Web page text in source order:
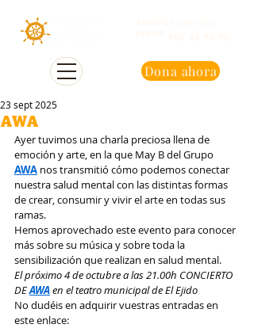
Dona ahora
AWA
23 sept 2025
Ayer tuvimos una charla preciosa llena de
emoción y arte, en la que May B del Grupo
AWA nos transmitió cómo podemos conectar
nuestra salud mental con las distintas formas
de crear, consumir y vivir el arte en todas sus
ramas.
Hemos aprovechado este evento para conocer
más sobre su música y sobre toda la
sensibilización que realizan en salud mental.
El próximo 4 de octubre a las 21.00h CONCIERTO
DE AWA en el teatro municipal de El Ejido
No dudéis en adquirir vuestras entradas en
este enlace: